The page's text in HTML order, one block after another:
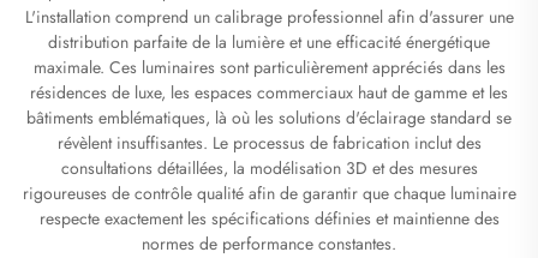
L'installation comprend un calibrage professionnel afin d'assurer une
distribution parfaite de la lumière et une efficacité énergétique
maximale. Ces luminaires sont particulièrement appréciés dans les
résidences de luxe, les espaces commerciaux haut de gamme et les
bâtiments emblématiques, là où les solutions d'éclairage standard se
révèlent insuffisantes. Le processus de fabrication inclut des
consultations détaillées, la modélisation 3D et des mesures
rigoureuses de contrôle qualité afin de garantir que chaque luminaire
respecte exactement les spécifications définies et maintienne des
normes de performance constantes.